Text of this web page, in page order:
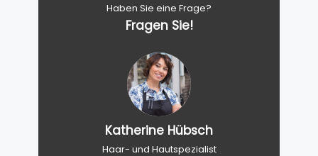
Haben Sie eine Frage?
Fragen Sie!
Katherine Hübsch
Haar- und Hautspezialist